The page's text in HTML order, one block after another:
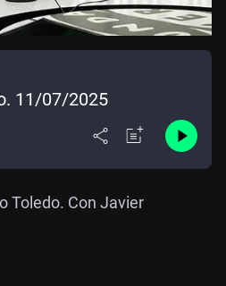
11/07/2025
Toledo. Con Javier